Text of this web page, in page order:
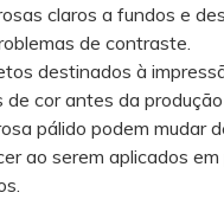
claros a fundos e
de contraste.
destinados à
cor antes da
pálido podem mudar
ao serem aplicados em